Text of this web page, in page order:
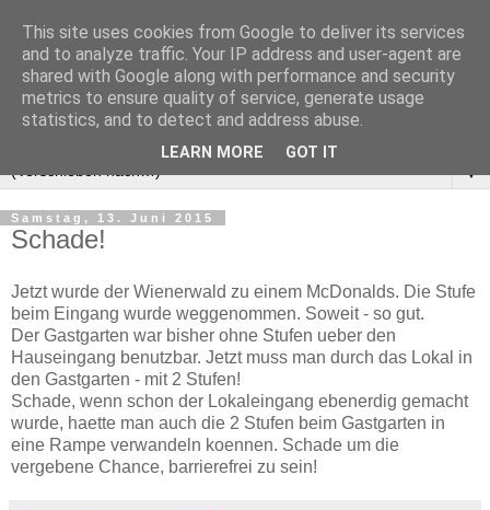
▼
Samstag, 13. Juni 2015
Schade!
‎Jetzt wurde der Wienerwald zu einem McDonalds. Die Stufe
beim Eingang wurde weggenommen. Soweit - so gut.
Der Gastgarten war bisher ohne Stufen ueber den
Hauseingang benutzbar. Jetzt muss man durch das Lokal in
den Gastgarten - mit 2 Stufen!
Schade, wenn schon der Lokaleingang ebenerdig gemacht
wurde, haette man auch die 2 Stufen beim Gastgarten in
eine Rampe verwandeln koennen. Schade um die
vergebene Chance, barrierefrei zu sein!
This site uses cookies from Google to deliver its services
and to analyze traffic. Your IP address and user-agent are
shared with Google along with performance and security
metrics to ensure quality of service, generate usage
statistics, and to detect and address abuse.
LEARN MORE GOT IT